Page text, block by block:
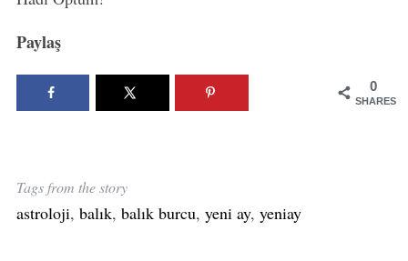
Paylaş
0
SHARES
Tags from the story
astroloji, balık, balık burcu, yeni ay, yeniay